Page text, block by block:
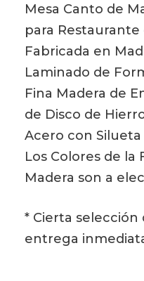
Mesa Canto de
para Restaurante
Fabricada en
Laminado de
Fina Madera de
de Disco de
Acero con Silueta
Los Colores de la
Madera son a
* Cierta selección
entrega